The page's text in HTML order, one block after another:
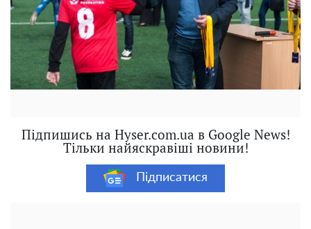
Підпишись на Hyser.com.ua в Google News!
Тільки найяскравіші новини!
Підписатися